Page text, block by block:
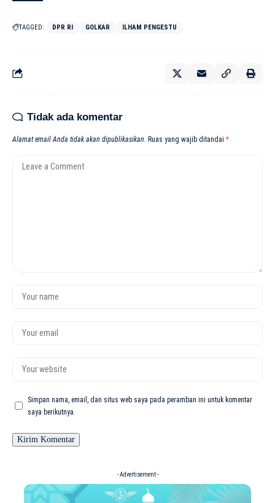
TAGGED: DPR RI GOLKAR ILHAM PENGESTU
Tidak ada komentar
Alamat email Anda tidak akan dipublikasikan. Ruas yang wajib ditandai *
Simpan nama, email, dan situs web saya pada peramban ini untuk komentar
saya berikutnya.
- Advertisement -